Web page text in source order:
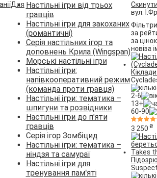
Для Настільні ігри від трьох
гравців
Настільні ігри для закоханих
(романтичні)
Серія настільних ігор та
доповнень Крила (Wingspan)
Морські настільні ігри
Настільні ігри:
напівкооперативний режим
(команда проти гравця)
Настільні ігри: тематика –
шпигуни та розвідники
Настільні ігри до п'яти
гравців
Серія ігор Зомбіцид
Настільні ігри: тематика –
ніндзя та самураї
Настільні ігри для
тренування пам'яті
вул.
Фільтри
за
за
новіза
2-6
13+
60-90
3 250₴